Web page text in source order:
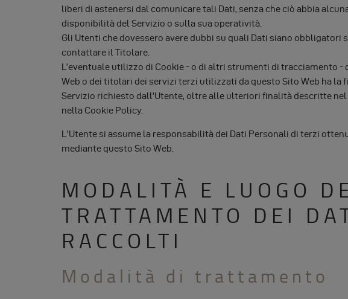
liberi di astenersi dal comunicare tali Dati, senza che ciò abbia
disponibilità del Servizio o sulla sua operatività.
Gli Utenti che dovessero avere dubbi su quali Dati siano obbligatori
contattare il Titolare.
L’eventuale utilizzo di Cookie - o di altri strumenti di tracciamento -
Web o dei titolari dei servizi terzi utilizzati da questo Sito Web ha la
Servizio richiesto dall'Utente, oltre alle ulteriori finalità descritte
nella Cookie Policy.
L'Utente si assume la responsabilità dei Dati Personali di terzi
mediante questo Sito Web.
MODALITÀ E LUOGO
TRATTAMENTO DEI
RACCOLTI
Modalità di trattamento